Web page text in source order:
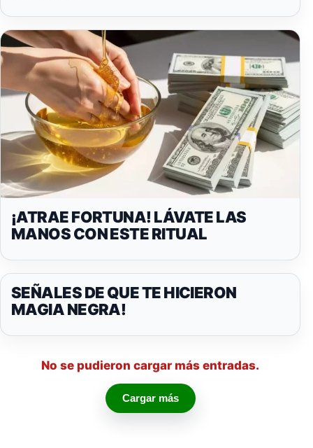
¡ATRAE FORTUNA! LÁVATE LAS
MANOS CON ESTE RITUAL
SEÑALES DE QUE TE HICIERON
MAGIA NEGRA!
No se pudieron cargar más entradas.
Cargar más